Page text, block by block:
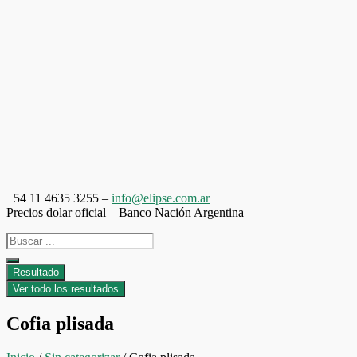
+54 11 4635 3255 – info@elipse.com.ar
Precios dolar oficial – Banco Nación Argentina
Search
...
Resultado
Ver todo los resultados
Cofia plisada